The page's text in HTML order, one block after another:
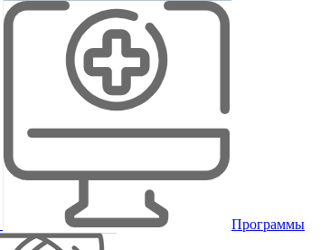
Программы